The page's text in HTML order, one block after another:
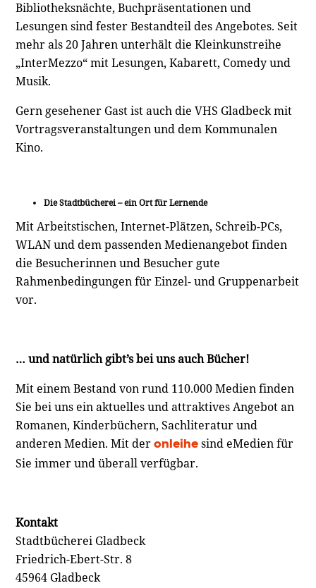
Bibliotheksnächte, Buchpräsentationen und
Lesungen sind fester Bestandteil des Angebotes. Seit
mehr als 20 Jahren unterhält die Kleinkunstreihe
„InterMezzo“ mit Lesungen, Kabarett, Comedy und
Musik.
Gern gesehener Gast ist auch die VHS Gladbeck mit
Vortragsveranstaltungen und dem Kommunalen
Kino.
Die Stadtbücherei – ein Ort für Lernende
Mit Arbeitstischen, Internet-Plätzen, Schreib-PCs,
WLAN und dem passenden Medienangebot finden
die Besucherinnen und Besucher gute
Rahmenbedingungen für Einzel- und Gruppenarbeit
vor.
… und natürlich gibt’s bei uns auch Bücher!
Mit einem Bestand von rund 110.000 Medien finden
Sie bei uns ein aktuelles und attraktives Angebot an
Romanen, Kinderbüchern, Sachliteratur und
anderen Medien. Mit deronleihe sind eMedien für
Sie immer und überall verfügbar.
Kontakt
Stadtbücherei Gladbeck
Friedrich-Ebert-Str. 8
45964 Gladbeck